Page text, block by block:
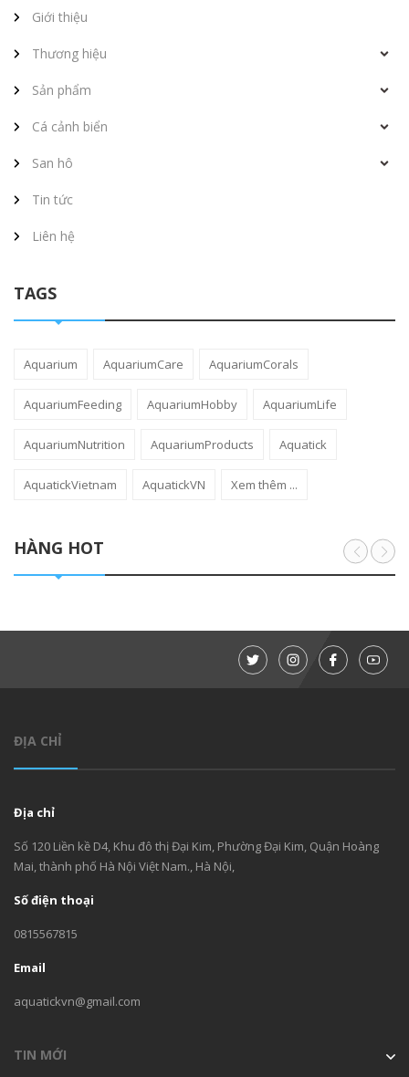
Giới thiệu
Thương hiệu
Sản phẩm
Cá cảnh biển
San hô
Tin tức
Liên hệ
TAGS
Aquarium AquariumCare AquariumCorals
AquariumFeeding AquariumHobby AquariumLife
AquariumNutrition AquariumProducts Aquatick
AquatickVietnam AquatickVN Xem thêm ...
HÀNG HOT
ĐỊA CHỈ
Địa chỉ
Số 120 Liền kề D4, Khu đô thị Đại Kim, Phường Đại Kim, Quận Hoàng
Mai, thành phố Hà Nội Việt Nam., Hà Nội,
Số điện thoại
0815567815
Email
aquatickvn@gmail.com
TIN MỚI